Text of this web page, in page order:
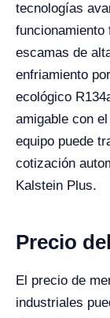
tecnologías
funcionamiento
escamas de
enfriamiento
ecológico
amigable con
equipo puede
cotización
Kalstein Plus.
Precio
El precio de
industriales